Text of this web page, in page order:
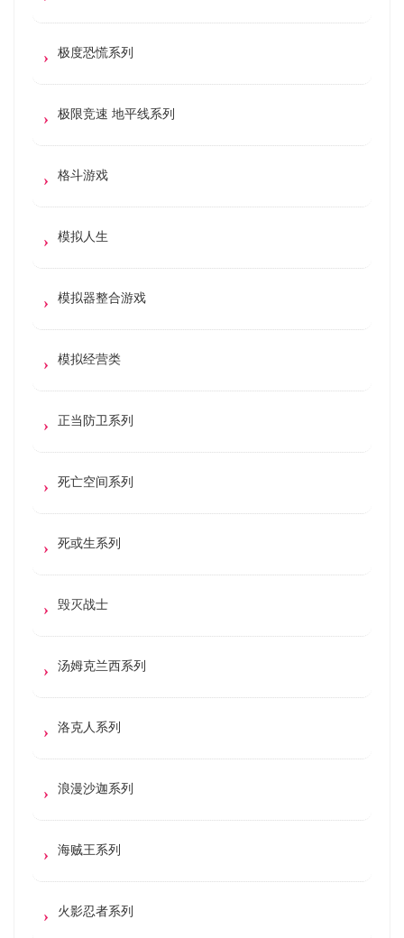
极度恐慌系列
极限竞速 地平线系列
格斗游戏
模拟人生
模拟器整合游戏
模拟经营类
正当防卫系列
死亡空间系列
死或生系列
毁灭战士
汤姆克兰西系列
洛克人系列
浪漫沙迦系列
海贼王系列
火影忍者系列